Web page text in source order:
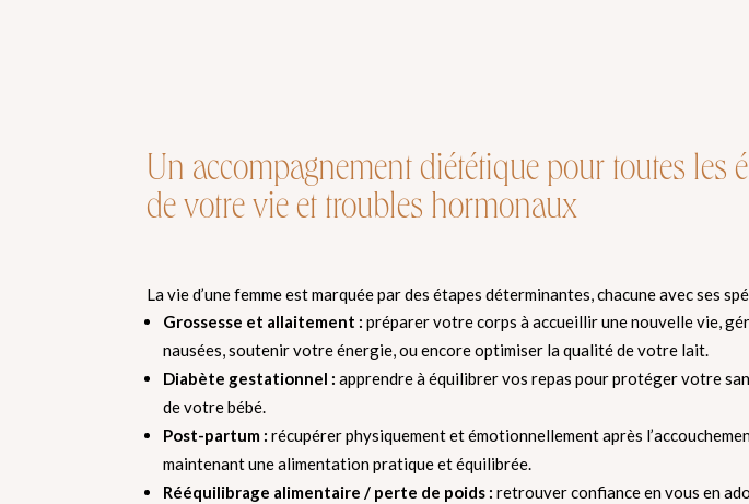
Un accompagnement diététique pour toutes les
de votre vie et troubles hormonaux
La vie d’une femme est marquée par des étapes déterminantes, chacune avec ses
Grossesse et allaitement : préparer votre corps à accueillir une nouvelle vie,
nausées, soutenir votre énergie, ou encore optimiser la qualité de votre lait.
Diabète gestationnel : apprendre à équilibrer vos repas pour protéger votre
de votre bébé.
Post-partum : récupérer physiquement et émotionnellement après
maintenant une alimentation pratique et équilibrée.
Rééquilibrage alimentaire / perte de poids : retrouver confiance en vous en